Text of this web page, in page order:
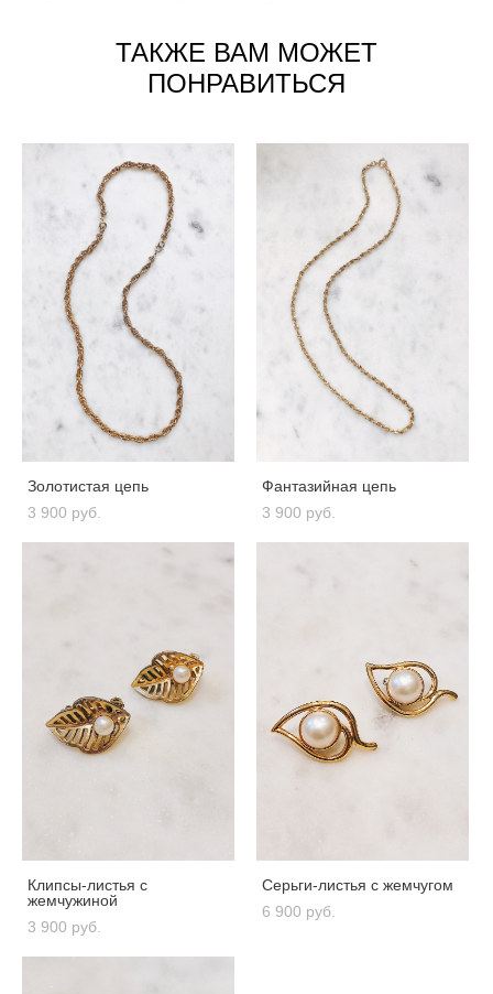
ТАКЖЕ ВАМ МОЖЕТ
ПОНРАВИТЬСЯ
Золотистая цепь
3 900 pуб.
Фантазийная цепь
3 900 pуб.
Клипсы-листья с
жемчужиной
3 900 pуб.
Серьги-листья с жемчугом
6 900 pуб.